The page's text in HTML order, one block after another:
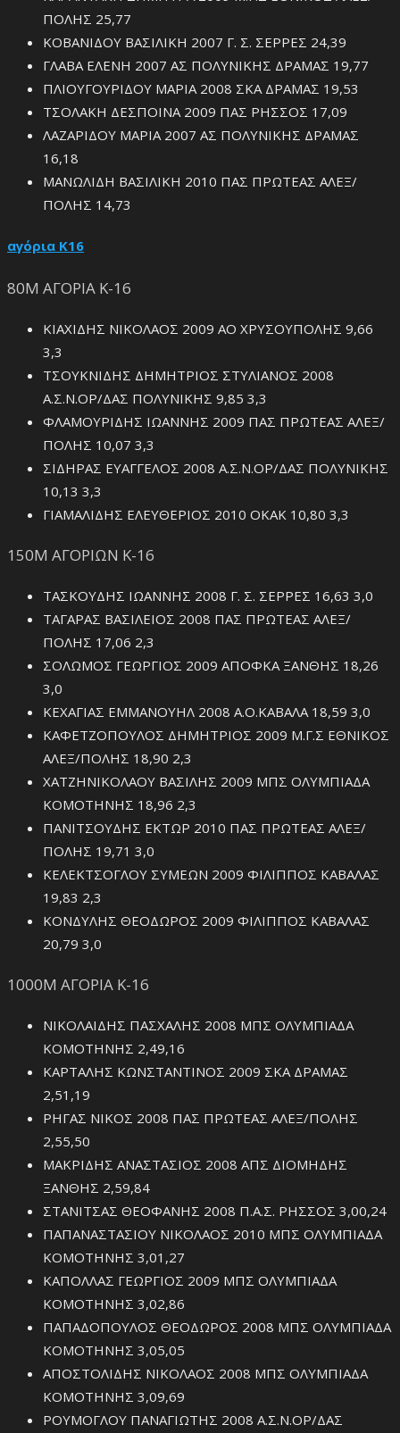
ΠΟΛΗΣ 25,77
ΚΟΒΑΝΙΔΟΥ ΒΑΣΙΛΙΚΗ 2007 Γ. Σ. ΣΕΡΡΕΣ 24,39
ΓΛΑΒΑ ΕΛΕΝΗ 2007 ΑΣ ΠΟΛΥΝΙΚΗΣ ΔΡΑΜΑΣ 19,77
ΠΛΙΟΥΓΟΥΡΙΔΟΥ ΜΑΡΙΑ 2008 ΣΚΑ ΔΡΑΜΑΣ 19,53
ΤΣΟΛΑΚΗ ΔΕΣΠΟΙΝΑ 2009 ΠΑΣ ΡΗΣΣΟΣ 17,09
ΛΑΖΑΡΙΔΟΥ ΜΑΡΙΑ 2007 ΑΣ ΠΟΛΥΝΙΚΗΣ ΔΡΑΜΑΣ
16,18
ΜΑΝΩΛΙΔΗ ΒΑΣΙΛΙΚΗ 2010 ΠΑΣ ΠΡΩΤΕΑΣ ΑΛΕΞ/
ΠΟΛΗΣ 14,73
αγόρια Κ16
80Μ ΑΓΟΡΙΑ Κ-16
ΚΙΑΧΙΔΗΣ ΝΙΚΟΛΑΟΣ 2009 ΑΟ ΧΡΥΣΟΥΠΟΛΗΣ 9,66
3,3
ΤΣΟΥΚΝΙΔΗΣ ΔΗΜΗΤΡΙΟΣ ΣΤΥΛΙΑΝΟΣ 2008
Α.Σ.Ν.ΟΡ/ΔΑΣ ΠΟΛΥΝΙΚΗΣ 9,85 3,3
ΦΛΑΜΟΥΡΙΔΗΣ ΙΩΑΝΝΗΣ 2009 ΠΑΣ ΠΡΩΤΕΑΣ ΑΛΕΞ/
ΠΟΛΗΣ 10,07 3,3
ΣΙΔΗΡΑΣ ΕΥΑΓΓΕΛΟΣ 2008 Α.Σ.Ν.ΟΡ/ΔΑΣ ΠΟΛΥΝΙΚΗΣ
10,13 3,3
ΓΙΑΜΑΛΙΔΗΣ ΕΛΕΥΘΕΡΙΟΣ 2010 ΟΚΑΚ 10,80 3,3
150Μ ΑΓΟΡΙΩΝ Κ-16
ΤΑΣΚΟΥΔΗΣ ΙΩΑΝΝΗΣ 2008 Γ. Σ. ΣΕΡΡΕΣ 16,63 3,0
ΤΑΓΑΡΑΣ ΒΑΣΙΛΕΙΟΣ 2008 ΠΑΣ ΠΡΩΤΕΑΣ ΑΛΕΞ/
ΠΟΛΗΣ 17,06 2,3
ΣΟΛΩΜΟΣ ΓΕΩΡΓΙΟΣ 2009 ΑΠΟΦΚΑ ΞΑΝΘΗΣ 18,26
3,0
ΚΕΧΑΓΙΑΣ ΕΜΜΑΝΟΥΗΛ 2008 Α.Ο.ΚΑΒΑΛΑ 18,59 3,0
ΚΑΦΕΤΖΟΠΟΥΛΟΣ ΔΗΜΗΤΡΙΟΣ 2009 Μ.Γ.Σ ΕΘΝΙΚΟΣ
ΑΛΕΞ/ΠΟΛΗΣ 18,90 2,3
ΧΑΤΖΗΝΙΚΟΛΑΟΥ ΒΑΣΙΛΗΣ 2009 ΜΠΣ ΟΛΥΜΠΙΑΔΑ
ΚΟΜΟΤΗΝΗΣ 18,96 2,3
ΠΑΝΙΤΣΟΥΔΗΣ ΕΚΤΩΡ 2010 ΠΑΣ ΠΡΩΤΕΑΣ ΑΛΕΞ/
ΠΟΛΗΣ 19,71 3,0
ΚΕΛΕΚΤΣΟΓΛΟΥ ΣΥΜΕΩΝ 2009 ΦΙΛΙΠΠΟΣ ΚΑΒΑΛΑΣ
19,83 2,3
ΚΟΝΔΥΛΗΣ ΘΕΟΔΩΡΟΣ 2009 ΦΙΛΙΠΠΟΣ ΚΑΒΑΛΑΣ
20,79 3,0
1000Μ ΑΓΟΡΙΑ Κ-16
ΝΙΚΟΛΑΙΔΗΣ ΠΑΣΧΑΛΗΣ 2008 ΜΠΣ ΟΛΥΜΠΙΑΔΑ
ΚΟΜΟΤΗΝΗΣ 2,49,16
ΚΑΡΤΑΛΗΣ ΚΩΝΣΤΑΝΤΙΝΟΣ 2009 ΣΚΑ ΔΡΑΜΑΣ
2,51,19
ΡΗΓΑΣ ΝΙΚΟΣ 2008 ΠΑΣ ΠΡΩΤΕΑΣ ΑΛΕΞ/ΠΟΛΗΣ
2,55,50
ΜΑΚΡΙΔΗΣ ΑΝΑΣΤΑΣΙΟΣ 2008 ΑΠΣ ΔΙΟΜΗΔΗΣ
ΞΑΝΘΗΣ 2,59,84
ΣΤΑΝΙΤΣΑΣ ΘΕΟΦΑΝΗΣ 2008 Π.Α.Σ. ΡΗΣΣΟΣ 3,00,24
ΠΑΠΑΝΑΣΤΑΣΙΟΥ ΝΙΚΟΛΑΟΣ 2010 ΜΠΣ ΟΛΥΜΠΙΑΔΑ
ΚΟΜΟΤΗΝΗΣ 3,01,27
ΚΑΠΟΛΛΑΣ ΓΕΩΡΓΙΟΣ 2009 ΜΠΣ ΟΛΥΜΠΙΑΔΑ
ΚΟΜΟΤΗΝΗΣ 3,02,86
ΠΑΠΑΔΟΠΟΥΛΟΣ ΘΕΟΔΩΡΟΣ 2008 ΜΠΣ ΟΛΥΜΠΙΑΔΑ
ΚΟΜΟΤΗΝΗΣ 3,05,05
ΑΠΟΣΤΟΛΙΔΗΣ ΝΙΚΟΛΑΟΣ 2008 ΜΠΣ ΟΛΥΜΠΙΑΔΑ
ΚΟΜΟΤΗΝΗΣ 3,09,69
ΡΟΥΜΟΓΛΟΥ ΠΑΝΑΓΙΩΤΗΣ 2008 Α.Σ.Ν.ΟΡ/ΔΑΣ